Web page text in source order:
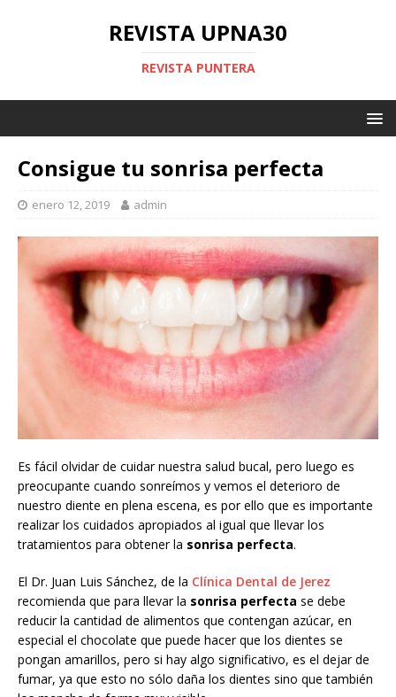
REVISTA UPNA30
REVISTA PUNTERA
Consigue tu sonrisa perfecta
enero 12, 2019 admin
Es fácil olvidar de cuidar nuestra salud bucal, pero luego es
preocupante cuando sonreímos y vemos el deterioro de
nuestro diente en plena escena, es por ello que es importante
realizar los cuidados apropiados al igual que llevar los
tratamientos para obtener la sonrisa perfecta.
El Dr. Juan Luis Sánchez, de la Clínica Dental de Jerez
recomienda que para llevar la sonrisa perfecta se debe
reducir la cantidad de alimentos que contengan azúcar, en
especial el chocolate que puede hacer que los dientes se
pongan amarillos, pero si hay algo significativo, es el dejar de
fumar, ya que esto no sólo daña los dientes sino que también